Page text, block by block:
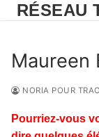
RÉSEAU
Maureen
NORIA POUR
Pourriez-vous